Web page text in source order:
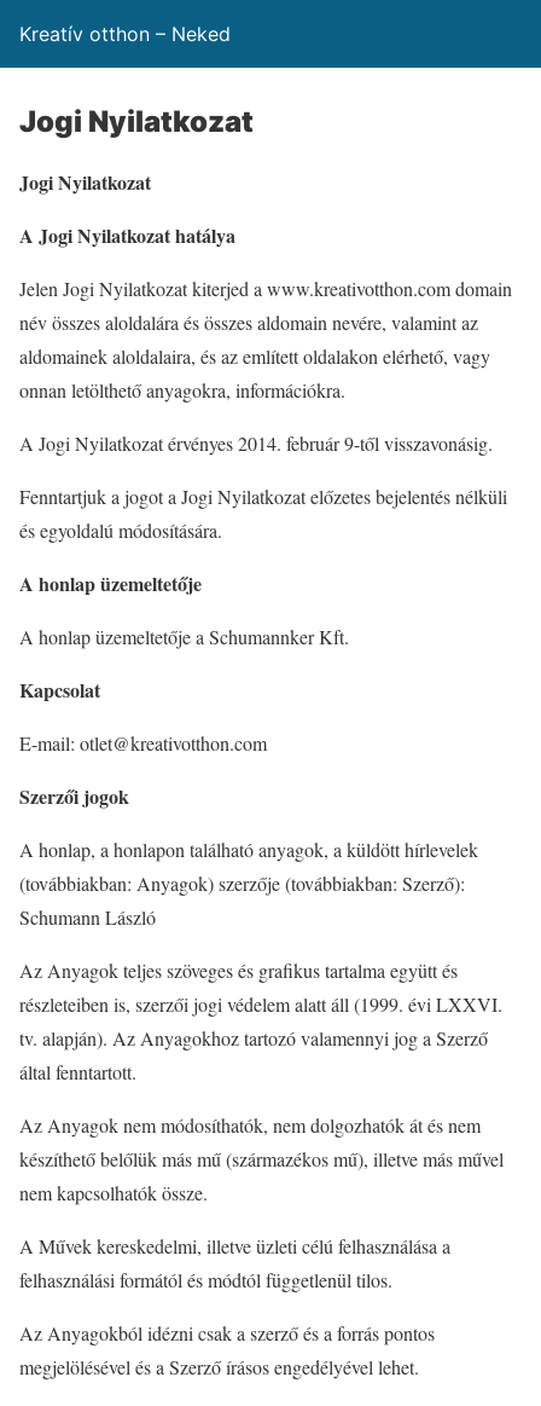
Kreatív otthon – Neked
Jogi Nyilatkozat
Jogi Nyilatkozat
A Jogi Nyilatkozat hatálya
Jelen Jogi Nyilatkozat kiterjed a www.kreativotthon.com domain
név összes aloldalára és összes aldomain nevére, valamint az
aldomainek aloldalaira, és az említett oldalakon elérhető, vagy
onnan letölthető anyagokra, információkra.
A Jogi Nyilatkozat érvényes 2014. február 9-től visszavonásig.
Fenntartjuk a jogot a Jogi Nyilatkozat előzetes bejelentés nélküli
és egyoldalú módosítására.
A honlap üzemeltetője
A honlap üzemeltetője a Schumannker Kft.
Kapcsolat
E-mail: otlet@kreativotthon.com
Szerzői jogok
A honlap, a honlapon található anyagok, a küldött hírlevelek
(továbbiakban: Anyagok) szerzője (továbbiakban: Szerző):
Schumann László
Az Anyagok teljes szöveges és grafikus tartalma együtt és
részleteiben is, szerzői jogi védelem alatt áll (1999. évi LXXVI.
tv. alapján). Az Anyagokhoz tartozó valamennyi jog a Szerző
által fenntartott.
Az Anyagok nem módosíthatók, nem dolgozhatók át és nem
készíthető belőlük más mű (származékos mű), illetve más művel
nem kapcsolhatók össze.
A Művek kereskedelmi, illetve üzleti célú felhasználása a
felhasználási formától és módtól függetlenül tilos.
Az Anyagokból idézni csak a szerző és a forrás pontos
megjelölésével és a Szerző írásos engedélyével lehet.